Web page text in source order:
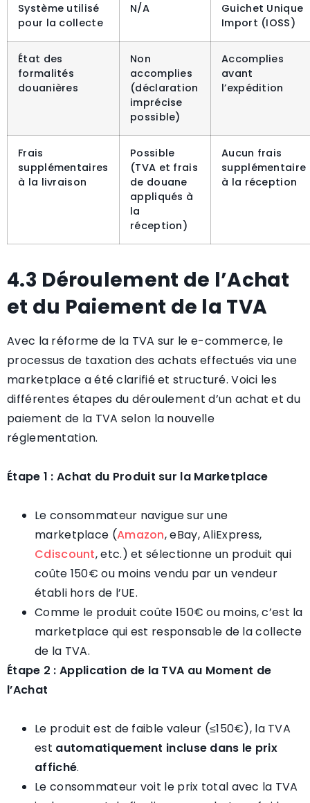
Système utilisé
pour la collecte
N/A
Guichet Unique
Import (IOSS)
État des
formalités
douanières
Non
accomplies
(déclaration
imprécise
possible)
Accomplies
avant
l’expédition
Frais
supplémentaires
à la livraison
Possible
(TVA et frais
de douane
appliqués à
la
réception)
Aucun frais
supplémentaire
à la réception
4.3 Déroulement de l’Achat
et du Paiement de la TVA
Avec la réforme de la TVA sur le e-commerce, le
processus de taxation des achats effectués via une
marketplace a été clarifié et structuré. Voici les
différentes étapes du déroulement d’un achat et du
paiement de la TVA selon la nouvelle
réglementation.
Étape 1 : Achat du Produit sur la Marketplace
Le consommateur navigue sur une
marketplace (Amazon, eBay, AliExpress,
Cdiscount, etc.) et sélectionne un produit qui
coûte 150€ ou moins vendu par un vendeur
établi hors de l’UE.
Comme le produit coûte 150€ ou moins, c’est la
marketplace qui est responsable de la collecte
de la TVA.
Étape 2 : Application de la TVA au Moment de
l’Achat
Le produit est de faible valeur (≤150€), la TVA
est automatiquement incluse dans le prix
affiché.
Le consommateur voit le prix total avec la TVA